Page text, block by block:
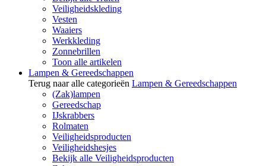
Veiligheidskleding
Vesten
Waaiers
Werkkleding
Zonnebrillen
Toon alle artikelen
Lampen & Gereedschappen
Terug naar alle categorieën Lampen & Gereedschappen
(Zak)lampen
Gereedschap
IJskrabbers
Rolmaten
Veiligheidsproducten
Veiligheidshesjes
Bekijk alle Veiligheidsproducten